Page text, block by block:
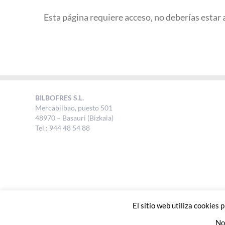
Esta página requiere acceso, no deberías estar
BILBOFRES S.L.
Mercabilbao, puesto 501
48970 – Basauri (Bizkaia)
Tel.: 944 48 54 88
El sitio web utiliza cookies